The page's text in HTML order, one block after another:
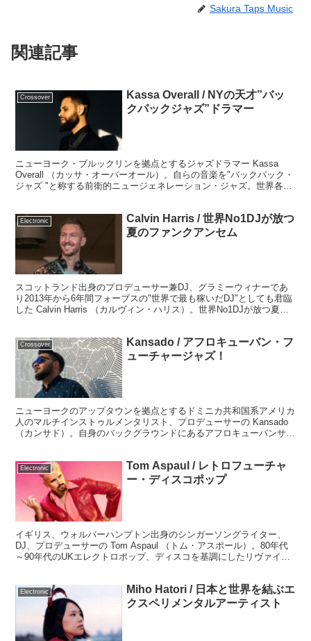
Sakura Taps Music
関連記事
Crossover
Kassa Overall / NYの天才”バッ
クパックジャズ”ドラマー
ニューヨーク・ブルックリンを拠点とするジャズドラマー Kassa
Overall （カッサ・オーバーオール）。自らの音楽を"バックパック・
ジャズ "と称する前衛的ニュージェネレーション・ジャズ。世界各地
Electronic
Calvin Harris / 世界No1DJが放つ
夏のファンクアンセム
スコットランド出身のプロデューサー兼DJ、グラミーウィナーであ
り2013年から6年間フォーブスの"世界で最も稼いだDJ"としても君臨
した Calvin Harris （カルヴィン・ハリス）。世界No1DJが放つ夏の
Crossover
Kansado / アフロキューバン・フ
ューチャージャズ！
ニューヨークのアップタウンを拠点とするドミニカ共和国系アメリカ
人のマルチインストゥルメンタリスト、プロデューサーの Kansado
（カンサド）。自身のバックグラウンドにあるアフロキューバンサウ
Electronic
Tom Aspaul / レトロフューチャ
ー・ディスコポップ
イギリス、ウォルバーハンプトン出身のシンガーソングライター、
DJ、プロデューサーの Tom Aspaul （トム・アスポール）。80年代
～90年代のUKエレクトロポップ、ディスコを基調にしたリヴァイバ
Electronic
Miho Hatori / 日本と世界を結ぶエ
クスペリメンタルアーティスト